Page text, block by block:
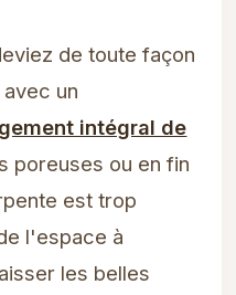
de toute façon
un
intégral de
poreuses ou en fin
est trop
l'espace à
les belles